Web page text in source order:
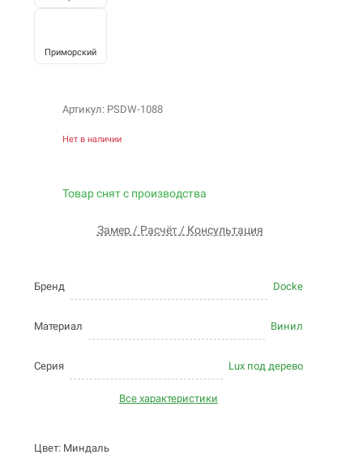
Приморский
Артикул: PSDW-1088
Нет в наличии
Товар снят с производства
Замер / Расчёт / Консультация
Бренд Docke
Материал Винил
Серия Lux под дерево
Все характеристики
Цвет: Миндаль